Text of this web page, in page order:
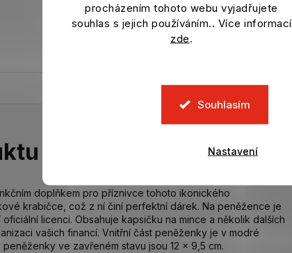
procházením tohoto webu vyjadřujete
souhlas s jejich používáním.. Více informací
zde.
Souhlasím
Nastavení
doplňkem pro příznivce tohoto ikonického
krabičce, což z ní činí perfektní dárek. Na peněžence je
licenci. Obsahuje kapsičku na mince a několik dalších
vašich financí. Vnitřní část peněženky je v modré
ve zavřeném stavu jsou 12 x 9,5 cm.